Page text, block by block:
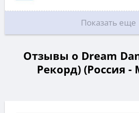
Показать еще
Отзывы о Dream
Рекорд) (Россия -